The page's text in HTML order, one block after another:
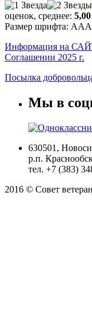
оценок, среднее: 5,00
Размер шрифта: AAA
Информация на
Соглашении 2025 г.
Посылка
Мы в
630501,
р.п.
тел. +7 (383)
2016 © Совет